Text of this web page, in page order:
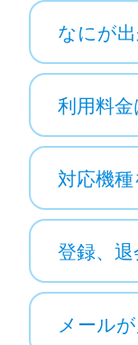
なにが
利用料
対応機
登録、
メール